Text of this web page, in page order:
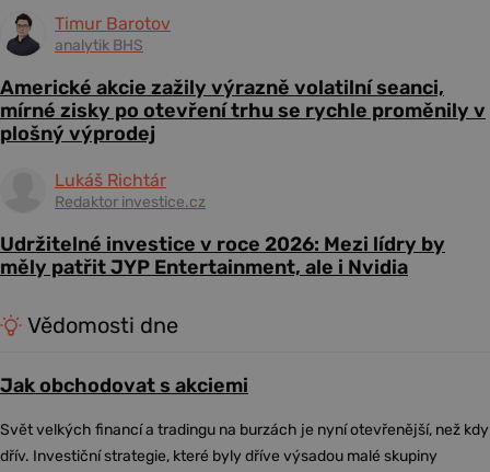
Timur Barotov
analytik BHS
Americké akcie zažily výrazně volatilní seanci,
mírné zisky po otevření trhu se rychle proměnily v
plošný výprodej
Lukáš Richtár
Redaktor investice.cz
Udržitelné investice v roce 2026: Mezi lídry by
měly patřit JYP Entertainment, ale i Nvidia
Vědomosti dne
Jak obchodovat s akciemi
Svět velkých financí a tradingu na burzách je nyní otevřenější, než kdy
dřív. Investiční strategie, které byly dříve výsadou malé skupiny